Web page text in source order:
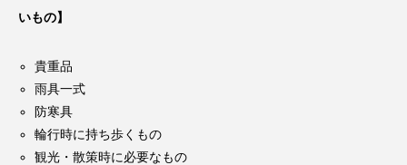
いもの】
貴重品
雨具一式
防寒具
輪行時に持ち歩くもの
観光・散策時に必要なもの